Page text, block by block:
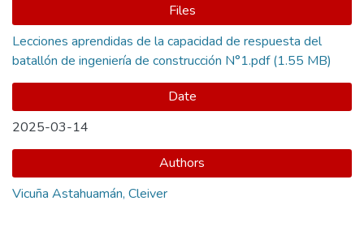
Files
Lecciones aprendidas de la capacidad de respuesta del
batallón de ingeniería de construcción N°1.pdf(1.55 MB)
Date
2025-03-14
Authors
Vicuña Astahuamán, Cleiver